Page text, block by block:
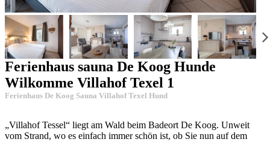
Ferienhaus sauna De Koog Hunde
Wilkomme Villahof Texel 1
Ferienhaus De Koog Sauna Villahof Texel Hund
„Villahof Tessel“ liegt am Wald beim Badeort De Koog. Unweit
vom Strand, wo es einfach immer schön ist, ob Sie nun auf dem